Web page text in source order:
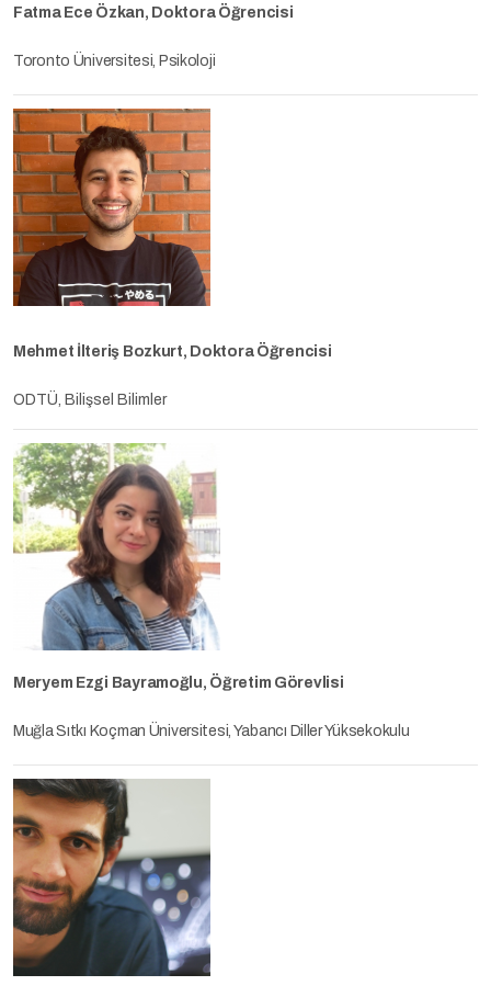
Fatma Ece Özkan, Doktora Öğrencisi
Toronto Üniversitesi, Psikoloji
Mehmet İlteriş Bozkurt, Doktora Öğrencisi
ODTÜ, Bilişsel Bilimler
Meryem Ezgi Bayramoğlu, Öğretim Görevlisi
Muğla Sıtkı Koçman Üniversitesi, Yabancı Diller Yüksekokulu